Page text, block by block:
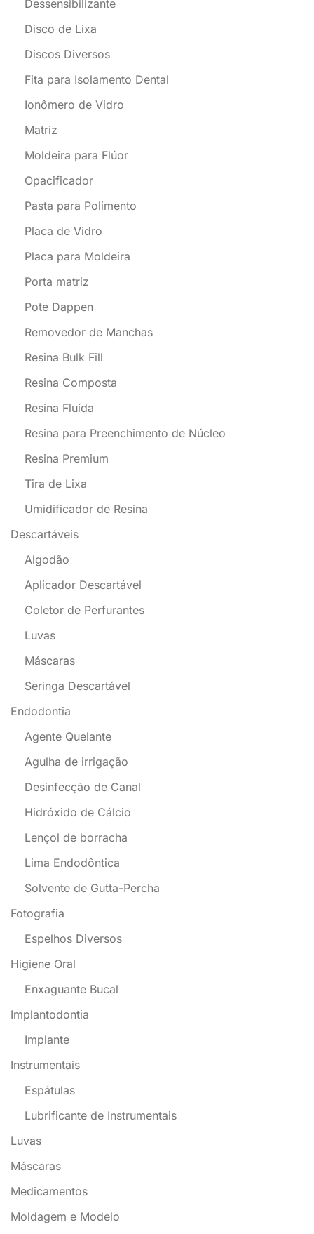
Dessensibilizante
Disco de Lixa
Discos Diversos
Fita para Isolamento Dental
Ionômero de Vidro
Matriz
Moldeira para Flúor
Opacificador
Pasta para Polimento
Placa de Vidro
Placa para Moldeira
Porta matriz
Pote Dappen
Removedor de Manchas
Resina Bulk Fill
Resina Composta
Resina Fluída
Resina para Preenchimento de Núcleo
Resina Premium
Tira de Lixa
Umidificador de Resina
Descartáveis
Algodão
Aplicador Descartável
Coletor de Perfurantes
Luvas
Máscaras
Seringa Descartável
Endodontia
Agente Quelante
Agulha de irrigação
Desinfecção de Canal
Hidróxido de Cálcio
Lençol de borracha
Lima Endodôntica
Solvente de Gutta-Percha
Fotografia
Espelhos Diversos
Higiene Oral
Enxaguante Bucal
Implantodontia
Implante
Instrumentais
Espátulas
Lubrificante de Instrumentais
Luvas
Máscaras
Medicamentos
Moldagem e Modelo